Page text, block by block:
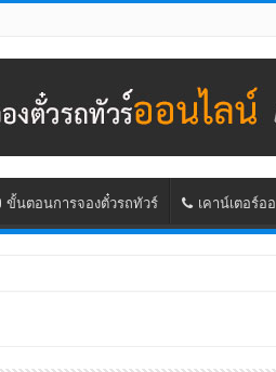
ขั้นตอนการจองตั๋วรถทัวร์ เคาน์เตอร์อ